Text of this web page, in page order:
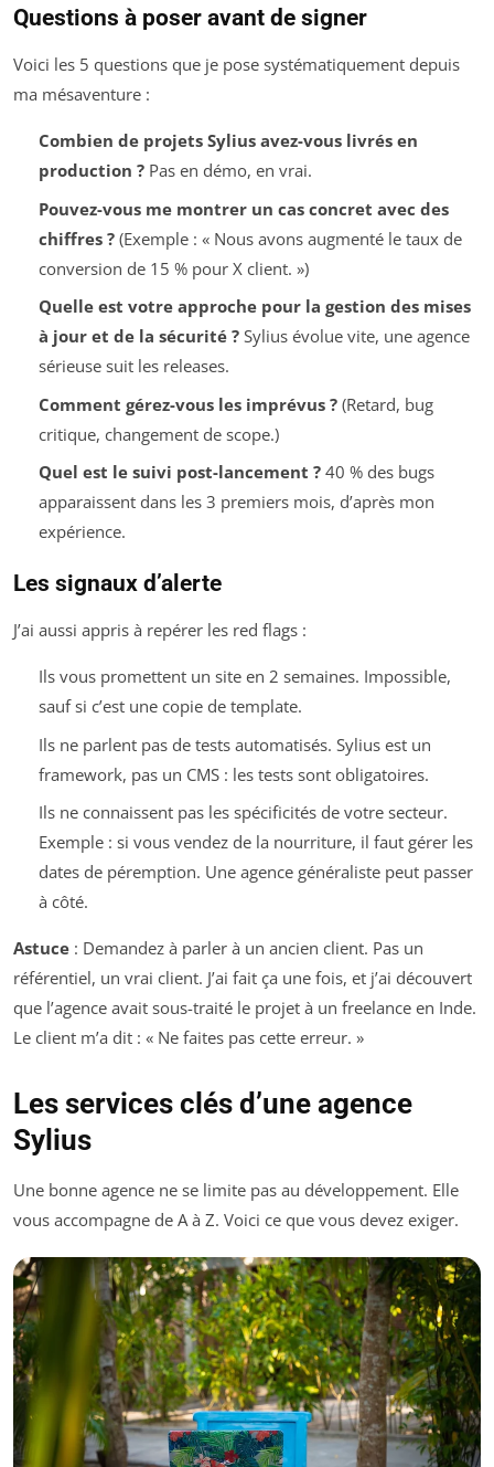
Questions à poser avant de signer
Voici les 5 questions que je pose systématiquement depuis
ma mésaventure :
Combien de projets Sylius avez-vous livrés en
production ?Pas en démo, en vrai.
Pouvez-vous me montrer un cas concret avec des
chiffres ?(Exemple : « Nous avons augmenté le taux de
conversion de 15 % pour X client. »)
Quelle est votre approche pour la gestion des mises
à jour et de la sécurité ?Sylius évolue vite, une agence
sérieuse suit les releases.
Comment gérez-vous les imprévus ?(Retard, bug
critique, changement de scope.)
Quel est le suivi post-lancement ?40 % des bugs
apparaissent dans les 3 premiers mois, d’après mon
expérience.
Les signaux d’alerte
J’ai aussi appris à repérer les red flags :
Ils vous promettent un site en 2 semaines. Impossible,
sauf si c’est une copie de template.
Ils ne parlent pas de tests automatisés. Sylius est un
framework, pas un CMS : les tests sont obligatoires.
Ils ne connaissent pas les spécificités de votre secteur.
Exemple : si vous vendez de la nourriture, il faut gérer les
dates de péremption. Une agence généraliste peut passer
à côté.
Astuce : Demandez à parler à un ancien client. Pas un
référentiel, un vrai client. J’ai fait ça une fois, et j’ai découvert
que l’agence avait sous-traité le projet à un freelance en Inde.
Le client m’a dit : « Ne faites pas cette erreur. »
Les services clés d’une agence
Sylius
Une bonne agence ne se limite pas au développement. Elle
vous accompagne de A à Z. Voici ce que vous devez exiger.